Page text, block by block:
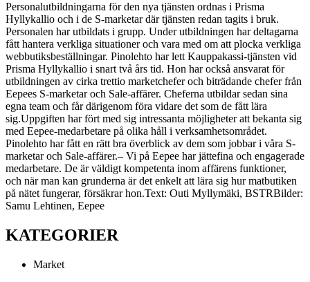
Personalutbildningarna för den nya tjänsten ordnas i Prisma
Hyllykallio och i de S-marketar där tjänsten redan tagits i bruk.
Personalen har utbildats i grupp. Under utbildningen har deltagarna
fått hantera verkliga situationer och vara med om att plocka verkliga
webbutiksbeställningar. Pinolehto har lett Kauppakassi-tjänsten vid
Prisma Hyllykallio i snart två års tid. Hon har också ansvarat för
utbildningen av cirka trettio marketchefer och biträdande chefer från
Eepees S-marketar och Sale-affärer. Cheferna utbildar sedan sina
egna team och får därigenom föra vidare det som de fått lära
sig.Uppgiften har fört med sig intressanta möjligheter att bekanta sig
med Eepee-medarbetare på olika håll i verksamhetsområdet.
Pinolehto har fått en rätt bra överblick av dem som jobbar i våra S-
marketar och Sale-affärer.– Vi på Eepee har jättefina och engagerade
medarbetare. De är väldigt kompetenta inom affärens funktioner,
och när man kan grunderna är det enkelt att lära sig hur matbutiken
på nätet fungerar, försäkrar hon.Text: Outi Myllymäki, BSTRBilder:
Samu Lehtinen, Eepee
KATEGORIER
Market